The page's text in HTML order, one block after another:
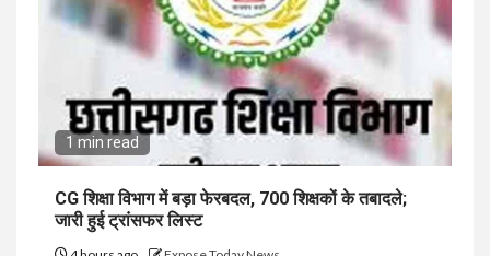
1 min read
CG शिक्षा विभाग में बड़ा फेरबदल, 700 शिक्षकों के तबादले;
जारी हुई ट्रांसफर लिस्ट